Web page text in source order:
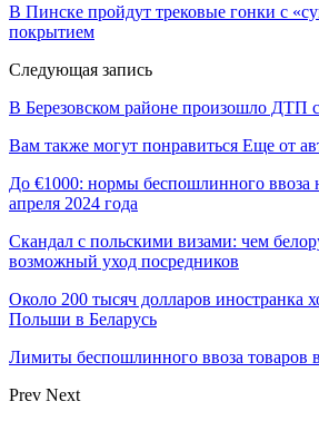
В Пинске пройдут трековые гонки с
покрытием
Следующая запись
В Березовском районе произошло ДТП
Вам также могут понравиться Еще от
До €1000: нормы беспошлинного ввоза
апреля 2024 года
Скандал с польскими визами: чем
возможный уход посредников
Около 200 тысяч долларов иностранка
Польши в Беларусь
Лимиты беспошлинного ввоза товаров
Prev Next